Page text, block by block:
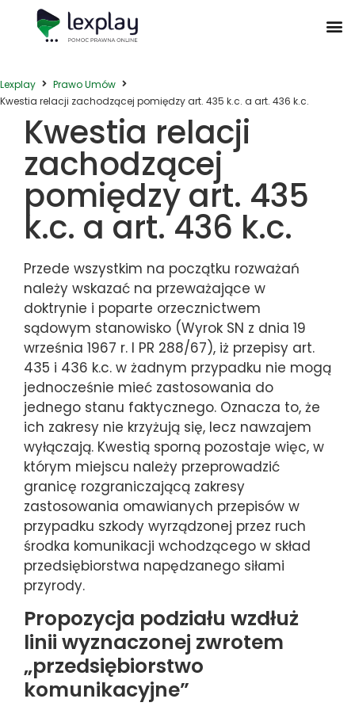
Lexplay
Prawo Umów
Kwestia relacji zachodzącej pomiędzy art. 435 k.c. a art. 436 k.c.
Kwestia relacji
zachodzącej
pomiędzy art. 435
k.c. a art. 436 k.c.
Przede wszystkim na początku rozważań
należy wskazać na przeważające w
doktrynie i poparte orzecznictwem
sądowym stanowisko (Wyrok SN z dnia 19
września 1967 r. I PR 288/67), iż przepisy art.
435 i 436 k.c. w żadnym przypadku nie mogą
jednocześnie mieć zastosowania do
jednego stanu faktycznego. Oznacza to, że
ich zakresy nie krzyżują się, lecz nawzajem
wyłączają. Kwestią sporną pozostaje więc, w
którym miejscu należy przeprowadzić
granicę rozgraniczającą zakresy
zastosowania omawianych przepisów w
przypadku szkody wyrządzonej przez ruch
środka komunikacji wchodzącego w skład
przedsiębiorstwa napędzanego siłami
przyrody.
Propozycja podziału wzdłuż
linii wyznaczonej zwrotem
„przedsiębiorstwo
komunikacyjne”